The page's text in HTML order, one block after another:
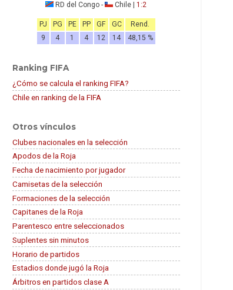
RD del Congo -
Chile | 1:2
PJ PG PE PP GF GC
Rend.
9
4 1 4 12 14 48,15 %
Ranking FIFA
¿Cómo se calcula el ranking FIFA?
Chile en ranking de la FIFA
Otros vínculos
Clubes nacionales en la selección
Apodos de la Roja
Fecha de nacimiento por jugador
Camisetas de la selección
Formaciones de la selección
Capitanes de la Roja
Parentesco entre seleccionados
Suplentes sin minutos
Horario de partidos
Estadios donde jugó la Roja
Árbitros en partidos clase A